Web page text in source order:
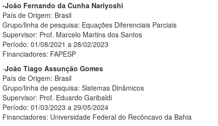
-João Fernando da Cunha Nariyoshi
País de Origem: Brasil
Grupo/linha de pesquisa: Equações Diferenciais Parciais
Supervisor: Prof. Marcelo Martins dos Santos
Período: 01/08/2021 a 28/02/2023
Financiadores: FAPESP
-João Tiago Assunção Gomes
País de Origem: Brasil
Grupo/linha de pesquisa: Sistemas Dinâmicos
Supervisor: Prof. Eduardo Garibaldi
Período: 01/03/2023 a 29/05/2024
Financiadores: Universidade Federal do Recôncavo da Bahia